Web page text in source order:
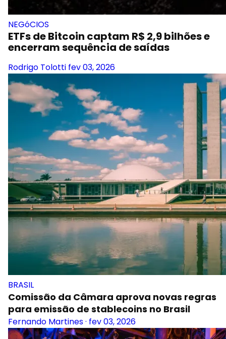
NEGóCIOS
ETFs de Bitcoin captam R$ 2,9 bilhões e
encerram sequência de saídas
Rodrigo Tolotti fev 03, 2026
BRASIL
Comissão da Câmara aprova novas regras
para emissão de stablecoins no Brasil
Fernando Martines· fev 03, 2026